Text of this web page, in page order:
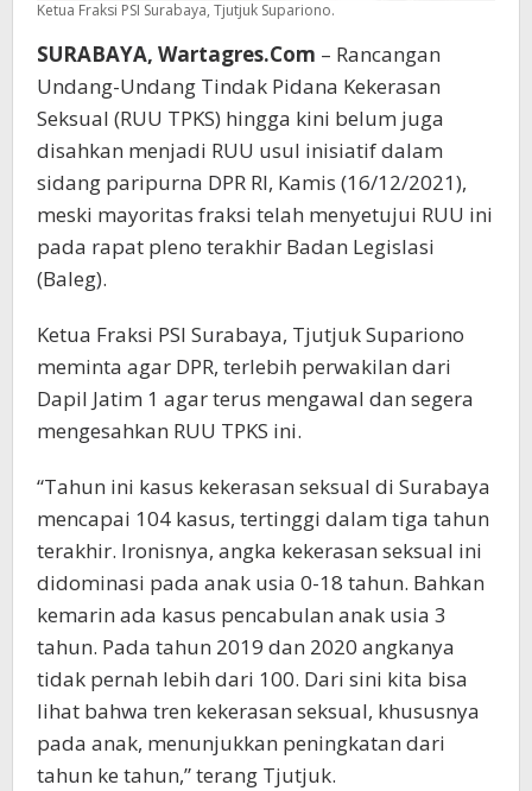
Ketua Fraksi PSI Surabaya, Tjutjuk Supariono.
SURABAYA, Wartagres.Com – Rancangan
Undang-Undang Tindak Pidana Kekerasan
Seksual (RUU TPKS) hingga kini belum juga
disahkan menjadi RUU usul inisiatif dalam
sidang paripurna DPR RI, Kamis (16/12/2021),
meski mayoritas fraksi telah menyetujui RUU ini
pada rapat pleno terakhir Badan Legislasi
(Baleg).
Ketua Fraksi PSI Surabaya, Tjutjuk Supariono
meminta agar DPR, terlebih perwakilan dari
Dapil Jatim 1 agar terus mengawal dan segera
mengesahkan RUU TPKS ini.
“Tahun ini kasus kekerasan seksual di Surabaya
mencapai 104 kasus, tertinggi dalam tiga tahun
terakhir. Ironisnya, angka kekerasan seksual ini
didominasi pada anak usia 0-18 tahun. Bahkan
kemarin ada kasus pencabulan anak usia 3
tahun. Pada tahun 2019 dan 2020 angkanya
tidak pernah lebih dari 100. Dari sini kita bisa
lihat bahwa tren kekerasan seksual, khususnya
pada anak, menunjukkan peningkatan dari
tahun ke tahun,” terang Tjutjuk.